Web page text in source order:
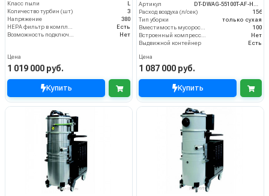
Класс пыли
L
Количество турбин (шт)
3
Напряжение
380
HEPA фильтр в комплекте
Есть
Возможность подключения электрощетки
Нет
Цена
1 019 000 руб.
Купить
Артикул
DT-DWAG-55100T-AF-HEPA-Z22
Расход воздуха (л/сек)
156
Тип уборки
только сухая
Вместимость мусоросборника (л)
100
Встроенный компрессор
Нет
Выдвижной контейнер
Есть
Цена
1 087 000 руб.
Купить